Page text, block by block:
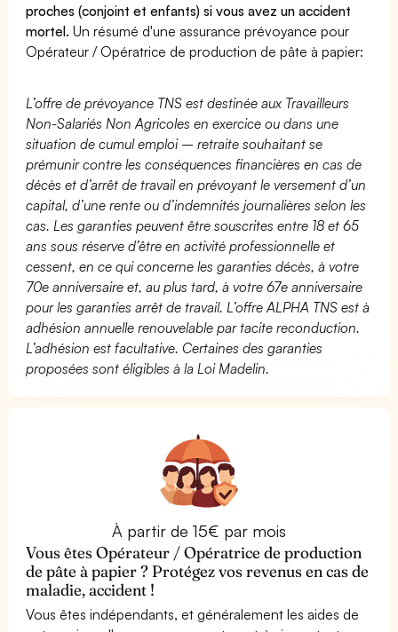
proches (conjoint et enfants) si vous avez un accident
mortel. Un résumé d'une assurance prévoyance pour
Opérateur / Opératrice de production de pâte à papier:
L’offre de prévoyance TNS est destinée aux Travailleurs
Non-Salariés Non Agricoles en exercice ou dans une
situation de cumul emploi – retraite souhaitant se
prémunir contre les conséquences financières en cas de
décès et d’arrêt de travail en prévoyant le versement d’un
capital, d’une rente ou d’indemnités journalières selon les
cas. Les garanties peuvent être souscrites entre 18 et 65
ans sous réserve d’être en activité professionnelle et
cessent, en ce qui concerne les garanties décès, à votre
70e anniversaire et, au plus tard, à votre 67e anniversaire
pour les garanties arrêt de travail. L’offre ALPHA TNS est à
adhésion annuelle renouvelable par tacite reconduction.
L’adhésion est facultative. Certaines des garanties
proposées sont éligibles à la Loi Madelin.
À partir de 15€ par mois
Vous êtes Opérateur / Opératrice de production
de pâte à papier ? Protégez vos revenus en cas de
maladie, accident !
Vous êtes indépendants, et généralement les aides de